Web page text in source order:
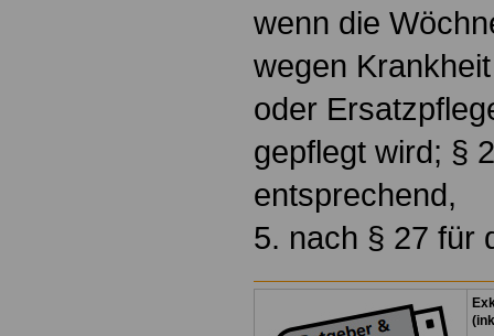
wenn die
wegen
oder
gepflegt wird; §
entsprechend,
5. nach § 27 für